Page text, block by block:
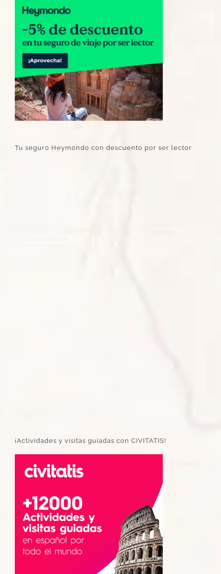
Tu seguro Heymondo con descuento por ser lector
¡Actividades y visitas guiadas con CIVITATIS!